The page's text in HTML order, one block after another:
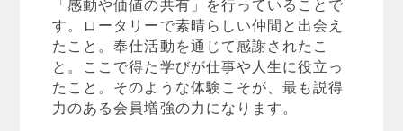
す。ロータリーで素晴らしい仲間と出会え
たこと。奉仕活動を通じて感謝されたこ
と。ここで得た学びが仕事や人生に役立っ
たこと。そのような体験こそが、最も説得
力のある会員増強の力になります。